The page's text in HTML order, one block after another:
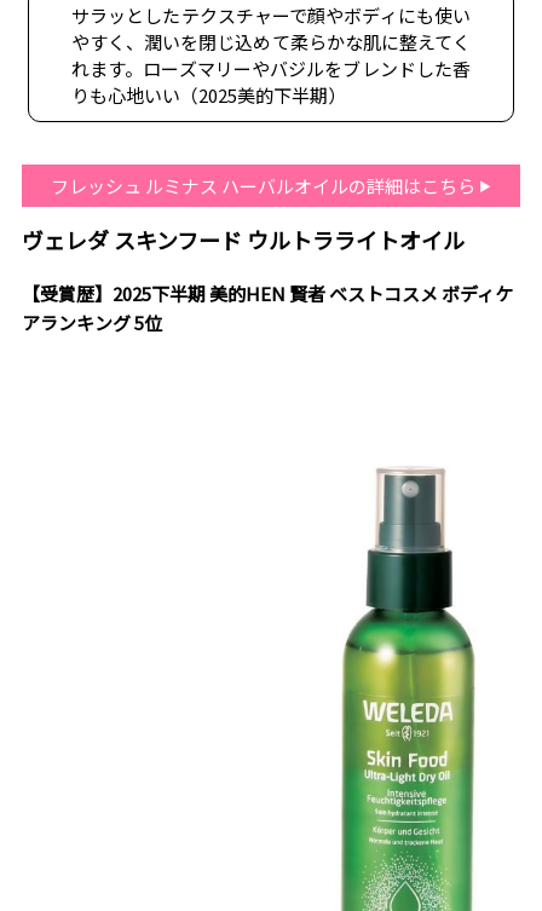
サラッとしたテクスチャーで顔やボディにも使い
やすく、潤いを閉じ込めて柔らかな肌に整えてく
れます。ローズマリーやバジルをブレンドした香
りも心地いい（2025美的下半期）
フレッシュ ルミナス ハーバルオイルの詳細はこちら
ヴェレダ スキンフード ウルトラライトオイル
【受賞歴】2025下半期 美的HEN 賢者 ベストコスメ ボディケ
アランキング 5位